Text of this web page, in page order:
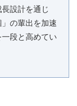
設計を通じ
の輩出を加速
段と高めてい